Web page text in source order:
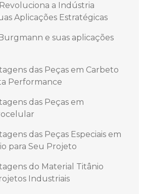
a Indústria
Aplicações Estratégicas
e suas aplicações
das Peças em Carbeto
Performance
das Peças em
das Peças Especiais em
para Seu Projeto
do Material Titânio
Industriais